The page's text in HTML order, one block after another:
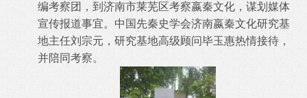
编考察团，到济南市莱芜区考察嬴秦文化，谋划媒体
宣传报道事宜。中国先秦史学会济南嬴秦文化研究基
地主任刘宗元，研究基地高级顾问毕玉惠热情接待，
并陪同考察。